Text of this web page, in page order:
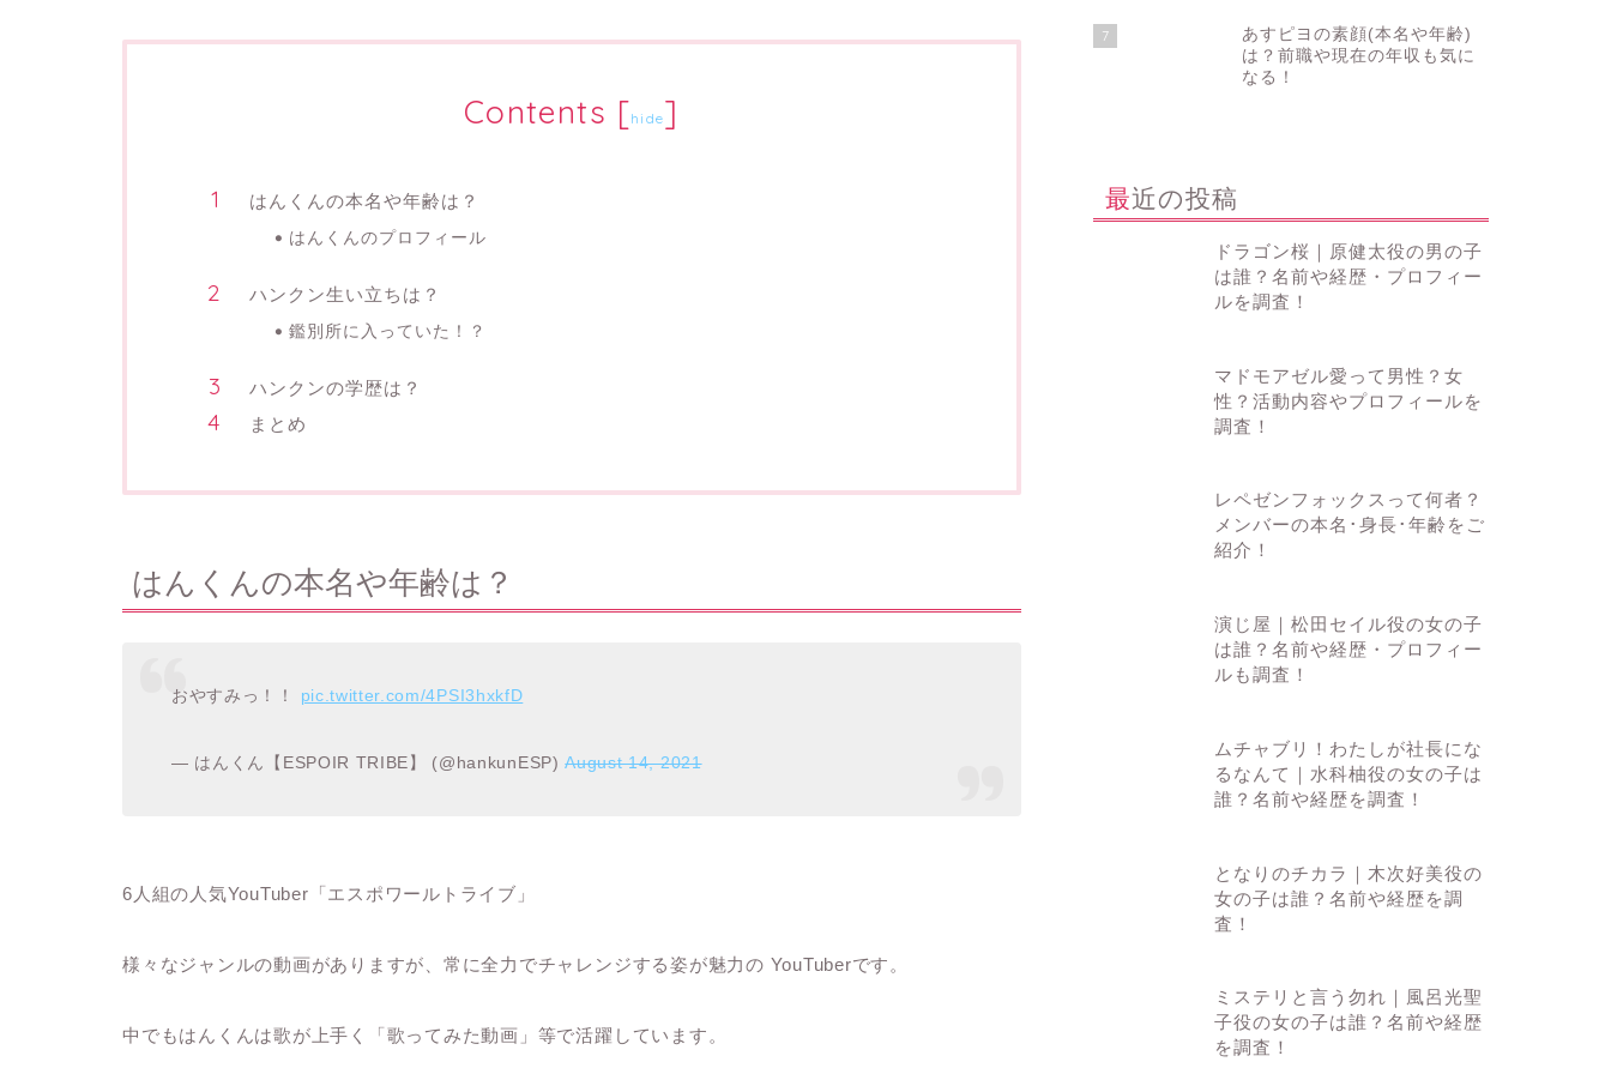
Contents [hide]
はんくんの本名や年齢は？
はんくんのプロフィール
ハンクン生い立ちは？
鑑別所に入っていた！？
ハンクンの学歴は？
まとめ
はんくんの本名や年齢は？
おやすみっ！！ pic.twitter.com/4PSI3hxkfD
— はんくん【ESPOIR TRIBE】 (@hankunESP)August 14, 2021
6人組の人気YouTuber「エスポワールトライブ」
様々なジャンルの動画がありますが、常に全力でチャレンジする姿が魅力の YouTuberです。
中でもはんくんは歌が上手く「歌ってみた動画」等で活躍しています。
7
あすピヨの素顔(本名や年齢)
は？前職や現在の年収も気に
なる！
最近の投稿
ドラゴン桜｜原健太役の男の子
は誰？名前や経歴・プロフィー
ルを調査！
マドモアゼル愛って男性？女
性？活動内容やプロフィールを
調査！
レペゼンフォックスって何者？
メンバーの本名･身長･年齢をご
紹介！
演じ屋｜松田セイル役の女の子
は誰？名前や経歴・プロフィー
ルも調査！
ムチャブリ！わたしが社長にな
るなんて｜水科柚役の女の子は
誰？名前や経歴を調査！
となりのチカラ｜木次好美役の
女の子は誰？名前や経歴を調
査！
ミステリと言う勿れ｜風呂光聖
子役の女の子は誰？名前や経歴
を調査！